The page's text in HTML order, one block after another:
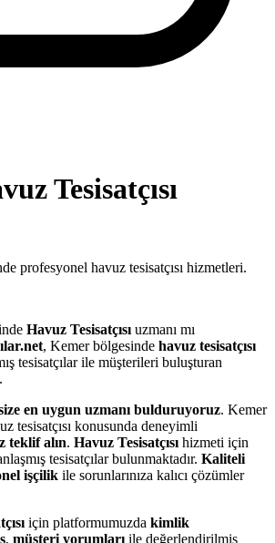
Tesisatçısı
profesyonel havuz tesisatçısı hizmetleri.
Havuz Tesisatçısı uzmanı mı
, Kemer bölgesinde havuz tesisatçısı
tesisatçılar ile müşterileri buluşturan
.
en uygun uzmanı bulduruyoruz. Kemer
tesisatçısı konusunda deneyimli
teklif alın. Havuz Tesisatçısı hizmeti için
tesisatçılar bulunmaktadır. Kaliteli
işçilik ile sorunlarınıza kalıcı çözümler
için platformumuzda kimlik
, müşteri yorumları ile değerlendirilmiş